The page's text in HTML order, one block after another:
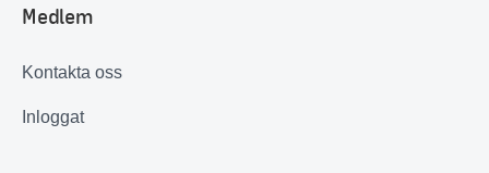
Medlem
Kontakta oss
Inloggat